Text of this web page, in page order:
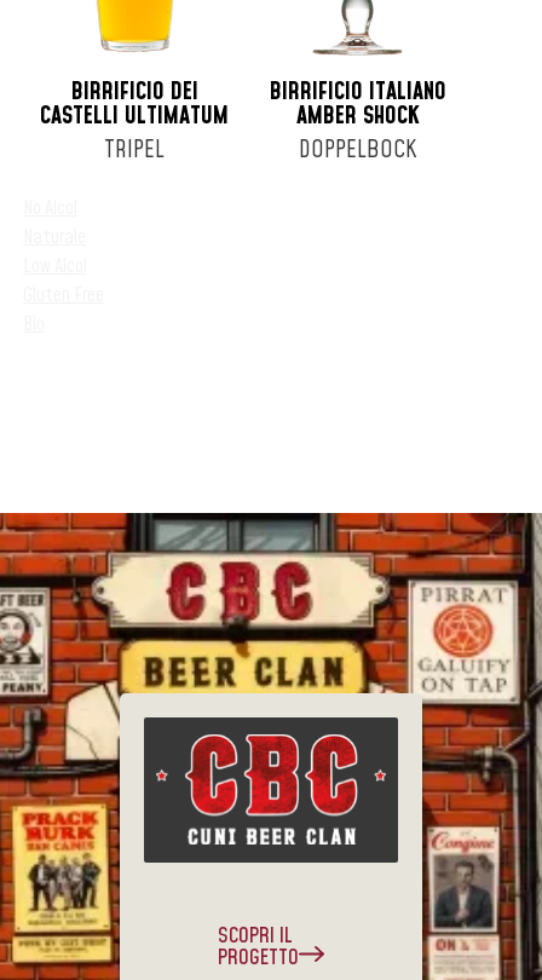
BIRRIFICIO DEI
CASTELLI ULTIMATUM
TRIPEL
BIRRIFICIO ITALIANO
AMBER SHOCK
DOPPELBOCK
SCOPRI IL
PROGETTO